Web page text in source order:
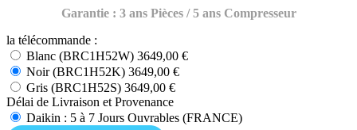
Garantie : 3 ans Pièces / 5 ans Compresseur
la télécommande :
Blanc (BRC1H52W) 3649,00 €
Noir (BRC1H52K) 3649,00 €
Gris (BRC1H52S) 3649,00 €
Délai de Livraison et Provenance
Daikin : 5 à 7 Jours Ouvrables (FRANCE)